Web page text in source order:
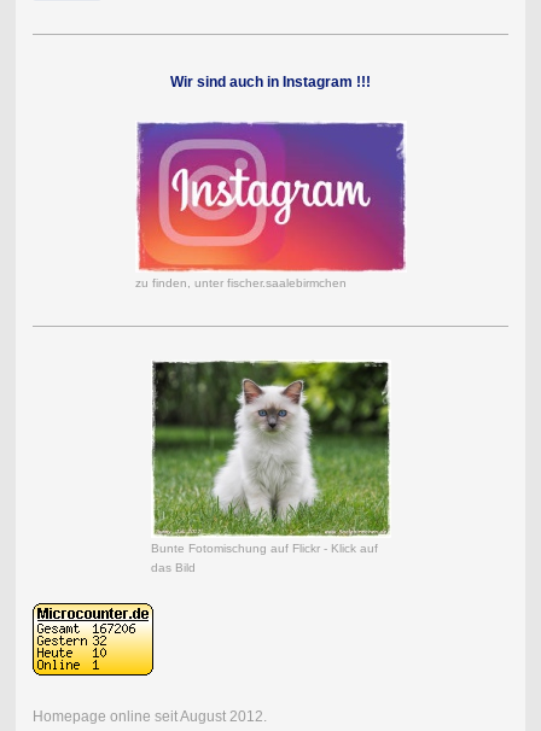
Wir sind auch in Instagram !!!
zu finden, unter fischer.saalebirmchen
Bunte Fotomischung auf Flickr - Klick auf
das Bild
Homepage online seit August 2012.